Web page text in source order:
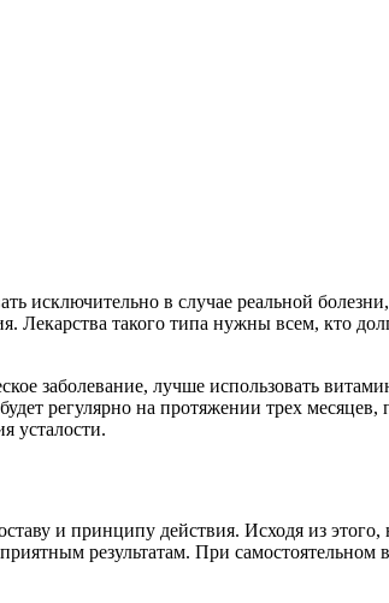
исключительно в случае реальной
Лекарства такого типа нужны всем, кто
заболевание, лучше использовать
регулярно на протяжении трех
усталости.
и принципу действия. Исходя из
результатам. При